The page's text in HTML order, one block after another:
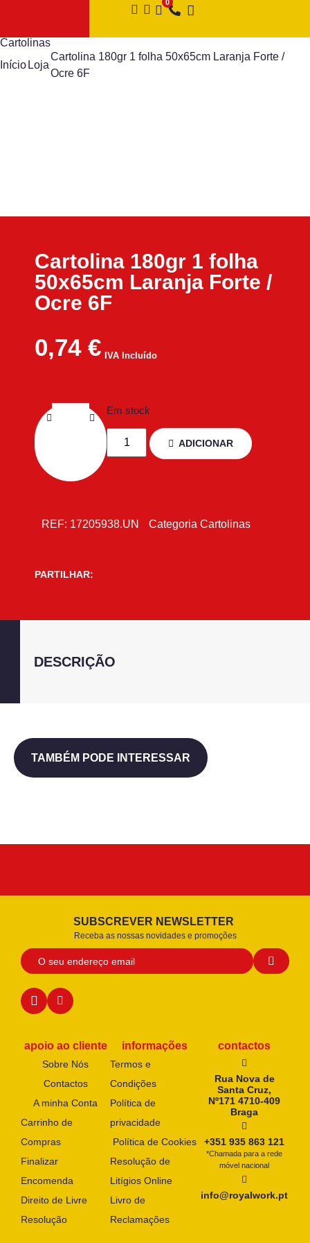
Cartolinas
Início Loja
Cartolina 180gr 1 folha 50x65cm Laranja Forte /
Ocre 6F
Cartolina 180gr 1 folha
50x65cm Laranja Forte /
Ocre 6F
0,74 € IVA Incluído
Em stock
ADICIONAR
REF: 17205938.UN Categoria Cartolinas
PARTILHAR:
DESCRIÇÃO
TAMBÉM PODE INTERESSAR
SUBSCREVER NEWSLETTER
Receba as nossas novidades e promoções
apoio ao cliente
Sobre Nós
Contactos
A minha Conta
Carrinho de
Compras
Finalizar
Encomenda
Direito de Livre
Resolução
informações
Termos e
Condições
Política de
privacidade
Política de Cookies
Resolução de
Litígios Online
Livro de
Reclamações
contactos
Rua Nova de
Santa Cruz,
Nº171 4710-409
Braga
+351 935 863 121
*Chamada para a rede
móvel nacional
info@royalwork.pt